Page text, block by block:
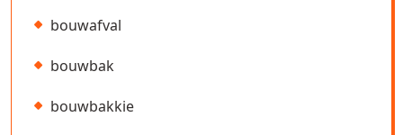
bouwafval
bouwbak
bouwbakkie